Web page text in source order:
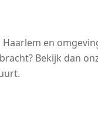
en
Bekijk dan